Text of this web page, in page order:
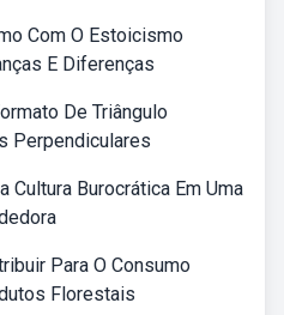
Com O Estoicismo
E Diferenças
De Triângulo
Perpendiculares
Cultura Burocrática Em Uma
Para O Consumo
Florestais